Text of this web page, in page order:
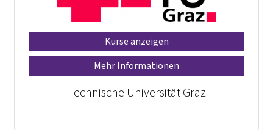
Kurse anzeigen
Mehr Informationen
Technische Universität Graz